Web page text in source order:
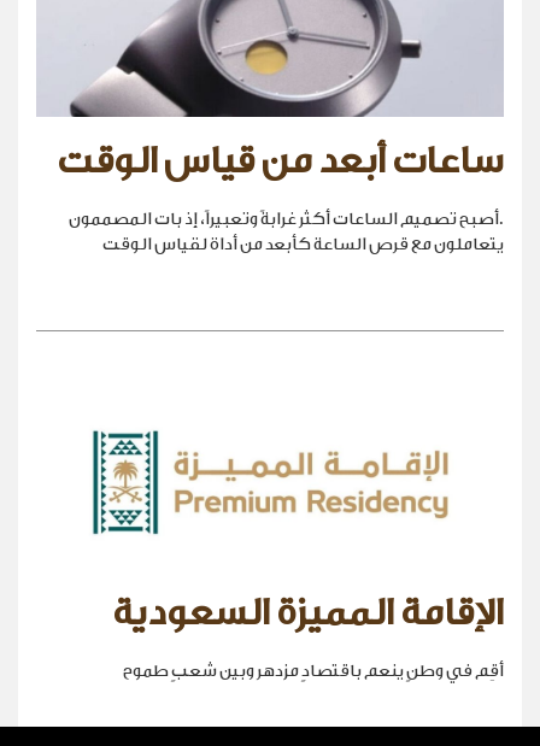
ساعات أبعد من قياس الوقت
.أصبح تصميم الساعات أكثر غرابةً وتعبيراً، إذ بات المصممون
يتعاملون مع قرص الساعة كأبعد من أداة لقياس الوقت
الإقامة المميزة السعودية
أقِم في وطنٍ ينعم باقتصادٍ مزدهر وبين شعبٍ طموح